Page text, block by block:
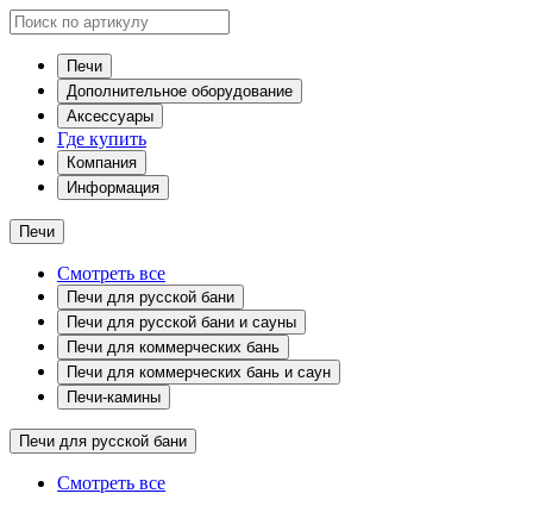
Печи
Дополнительное оборудование
Аксессуары
Где купить
Компания
Информация
Печи
Смотреть все
Печи для русской бани
Печи для русской бани и сауны
Печи для коммерческих бань
Печи для коммерческих бань и саун
Печи-камины
Печи для русской бани
Смотреть все